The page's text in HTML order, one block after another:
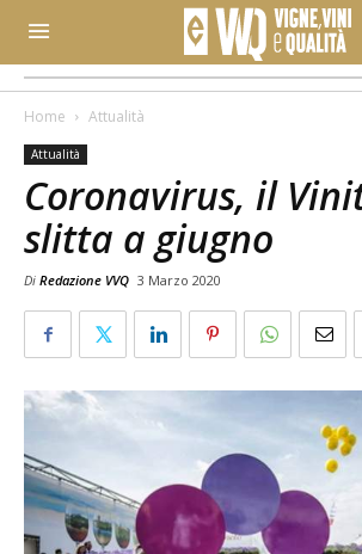
Home Attualità
Attualità
Coronavirus, il
slitta a giugno
Di Redazione VVQ 3 Marzo 2020